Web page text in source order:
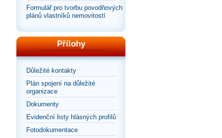
Formulář pro tvorbu povodňových
plánů vlastníků nemovitostí
Přílohy
Důležité kontakty
Plán spojení na důležité
organizace
Dokumenty
Evidenční listy hlásných profilů
Fotodokumentace